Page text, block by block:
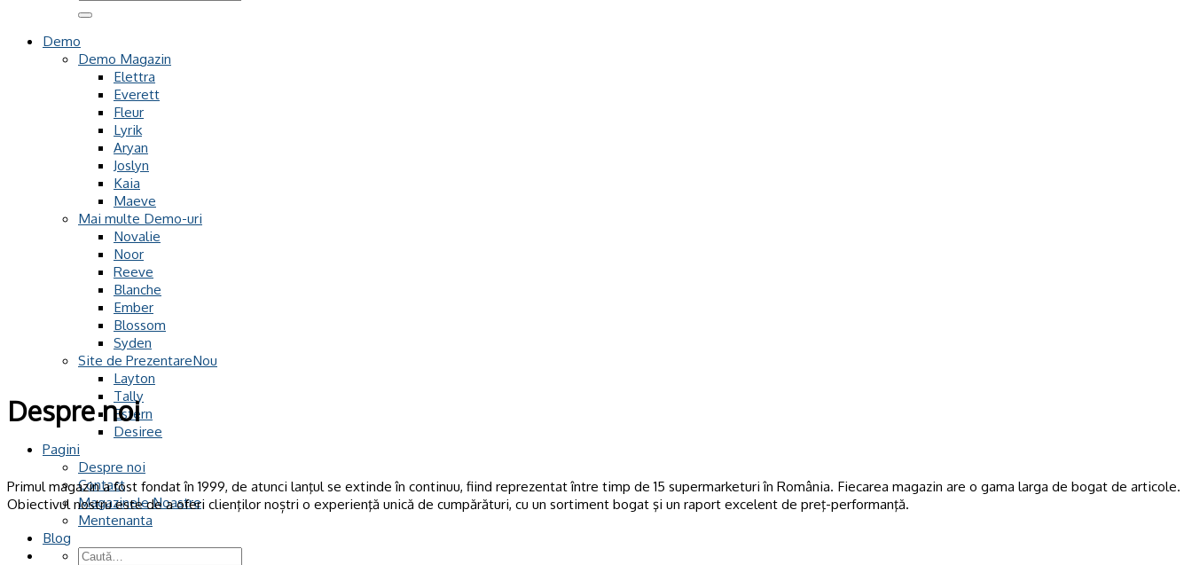
după:
Demo
Demo Magazin
Elettra
Everett
Fleur
Lyrik
Aryan
Joslyn
Kaia
Maeve
Mai multe Demo-uri
Novalie
Noor
Reeve
Blanche
Ember
Blossom
Syden
Site de Prezentare
Layton
Tally
Estern
Desiree
Pagini
Despre noi
Contact
Magazinele Noastre
Mentenanta
Blog
Caută
Despre noi
Primul magazin a fost fondat în 1999, de atunci lanţul se extinde în continuu, fiind reprezentat între timp de 15 supermarketuri în România. Fiecarea magazin are o gama larga de bogat de articole.
Obiectivul nostru este de a oferi clienţilor noștri o experienţă unică de cumpărături, cu un sortiment bogat şi un raport excelent de preţ-performanţă.